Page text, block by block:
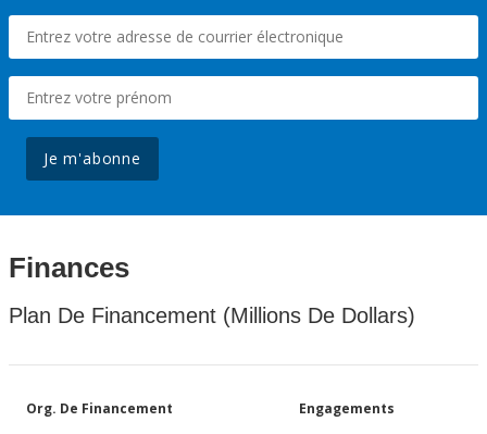
Je m'abonne
Finances
Plan De Financement (Millions De Dollars)
Org. De Financement Engagements